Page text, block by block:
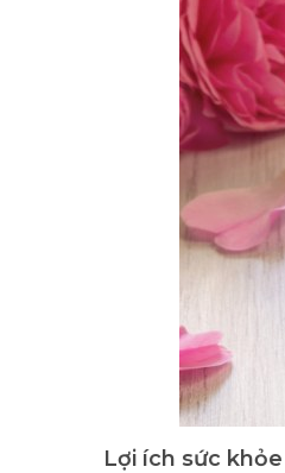
Lợi ích sức khỏe